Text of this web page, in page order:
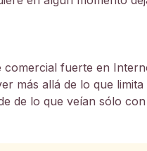
comercial fuerte en
más allá de lo que
de lo que veían sólo